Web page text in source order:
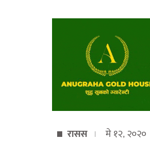
रासस मे १२, २०२०